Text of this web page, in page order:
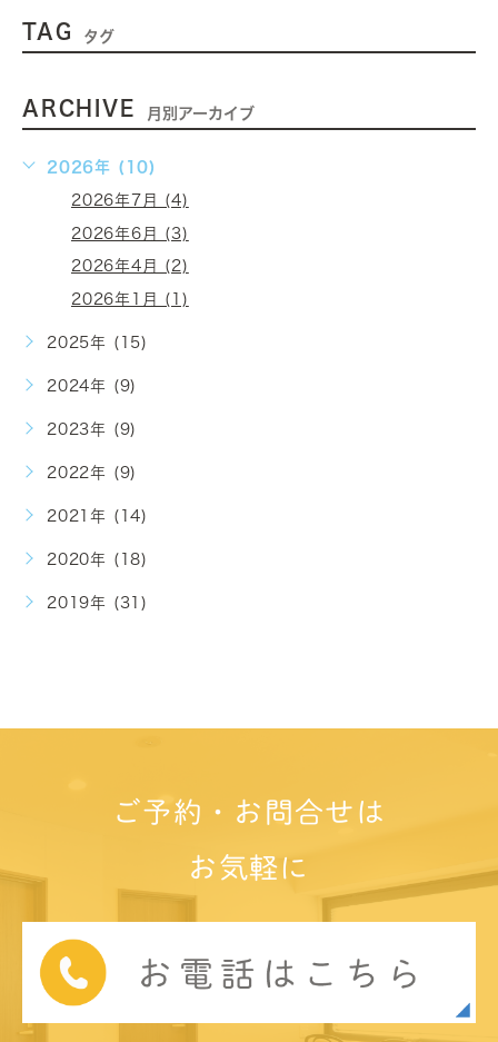
TAG タグ
ARCHIVE 月別アーカイブ
2026年 (10)
2026年7月 (4)
2026年6月 (3)
2026年4月 (2)
2026年1月 (1)
2025年 (15)
2024年 (9)
2023年 (9)
2022年 (9)
2021年 (14)
2020年 (18)
2019年 (31)
ご予約・お問合せは
お気軽に